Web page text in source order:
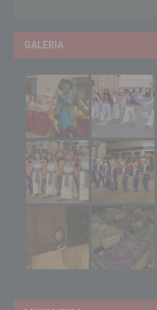
GALERIA